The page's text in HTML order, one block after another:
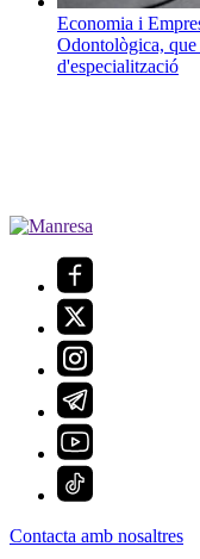
Economia i
Odontològica,
d'especialització
Contacta amb nosaltres